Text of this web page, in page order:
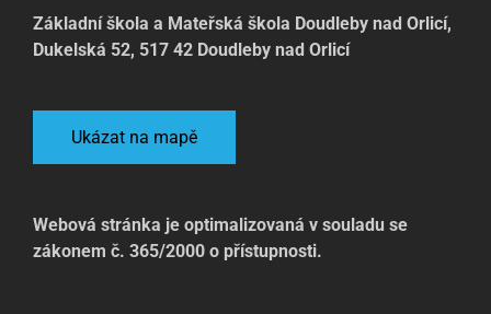
Základní škola a Mateřská škola Doudleby nad Orlicí,
Dukelská 52, 517 42 Doudleby nad Orlicí
Ukázat na mapě
Webová stránka je optimalizovaná v souladu se
zákonem č. 365/2000 o přístupnosti.